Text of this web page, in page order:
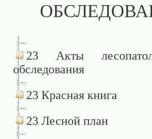
23 Акты
обследования
23 Красная книга
23 Лесной план